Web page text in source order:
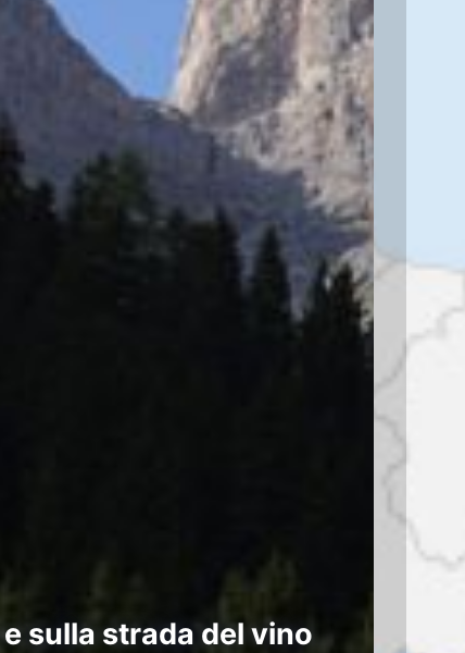
sulla strada del vino